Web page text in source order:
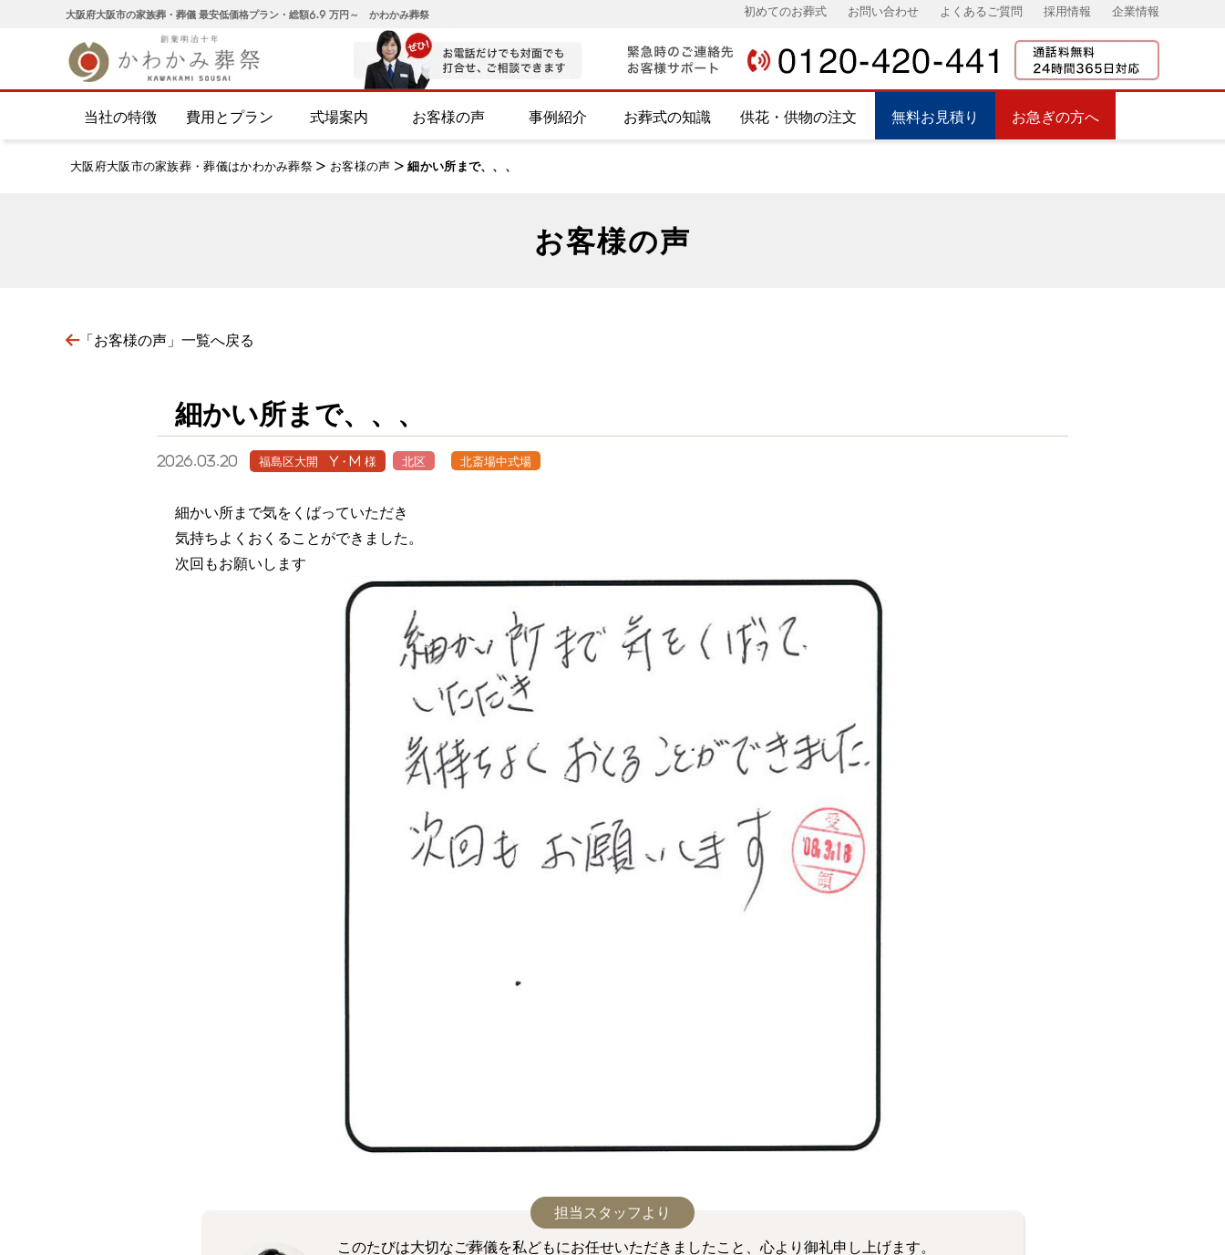
大阪府大阪市の家族葬・葬儀 最安低価格プラン・総額6.9 万円～ かわかみ葬祭 初めてのお葬式 お問い合わせ よくあるご質問 採用情報 企業情報
当社の特徴 費用とプラン 式場案内 お客様の声 事例紹介 お葬式の知識 供花・供物の注文 無料お見積り お急ぎの方へ
大阪府大阪市の家族葬・葬儀はかわかみ葬祭 > お客様の声 >細かい所まで、、、
お客様の声
「お客様の声」一覧へ戻る
細かい所まで、、、
2026.03.20 福島区大開 Y・M 様 北区 北斎場中式場
細かい所まで気をくばっていただき
気持ちよくおくることができました。
次回もお願いします
担当スタッフより
このたびは大切なご葬儀を私どもにお任せいただきましたこと、心より御礼申し上げます。